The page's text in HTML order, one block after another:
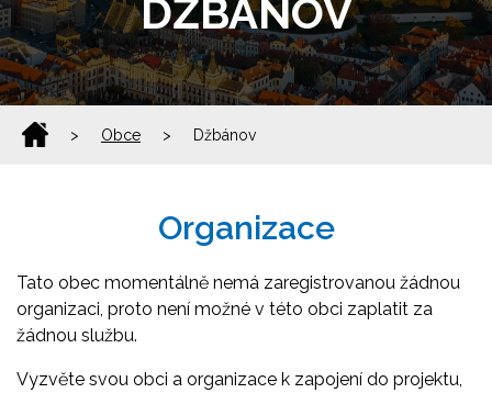
DŽBÁNOV
> Obce > Džbánov
Organizace
Tato obec momentálně nemá zaregistrovanou žádnou
organizaci, proto není možné v této obci zaplatit za
žádnou službu.
Vyzvěte svou obci a organizace k zapojení do projektu,